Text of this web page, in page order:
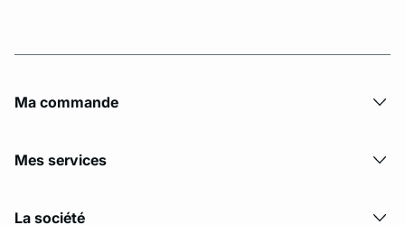
Ma commande
Mes services
La société